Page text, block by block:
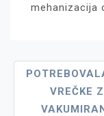
mehanizacija
VREČKE